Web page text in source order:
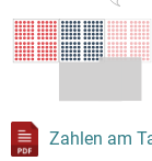
Zahlen am